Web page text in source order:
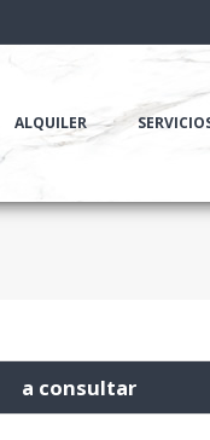
ALQUILER
a consultar